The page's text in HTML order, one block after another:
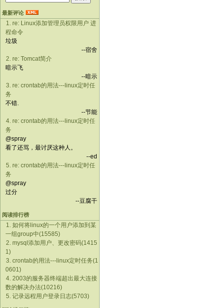
最新评论
1. re: Linux添加管理员权限用户 进
程命令
垃圾
--宿舍
2. re: Tomcat简介
暗示飞
--暗示
3. re: crontab的用法---linux定时任
务
不错.
--节能
4. re: crontab的用法---linux定时任
务
@spray
看了还骂，最讨厌这种人。
--ed
5. re: crontab的用法---linux定时任
务
@spray
过分
--豆腐干
阅读排行榜
1. 如何将linux的一个用户添加到某
一组group中(15585)
2. mysql添加用户、更改密码(1415
1)
3. crontab的用法---linux定时任务(1
0601)
4. 2003的服务器终端超出最大连接
数的解决办法(10216)
5. 记录远程用户登录日志(5703)